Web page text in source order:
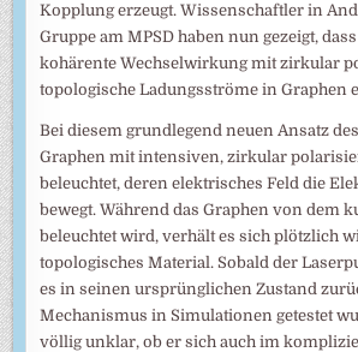
Kopplung erzeugt. Wissenschaftler in
Gruppe am MPSD haben nun gezeigt,
kohärente Wechselwirkung mit zirkular
topologische Ladungsströme in Graphen
Bei diesem grundlegend neuen Ansatz
Graphen mit intensiven, zirkular
beleuchtet, deren elektrisches Feld die
bewegt. Während das Graphen von dem
beleuchtet wird, verhält es sich plötzlich
topologisches Material. Sobald der
es in seinen ursprünglichen Zustand
Mechanismus in Simulationen getestet
völlig unklar, ob er sich auch im